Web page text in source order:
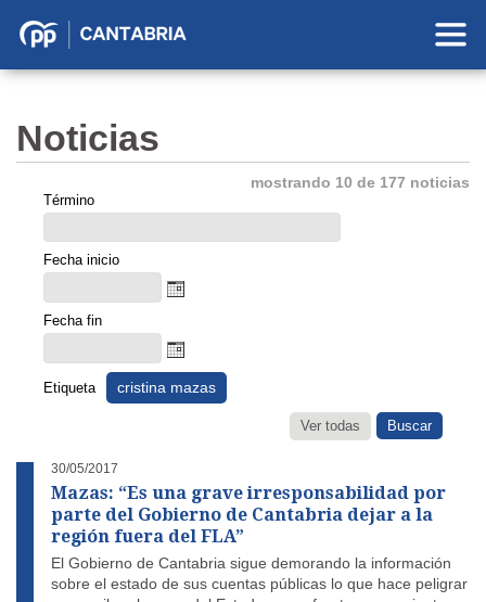
Partido
Cantabria
Noticias
mostrando 10 de 177 noticias
Término
Fecha inicio
Fecha fin
Etiqueta cristina mazas
Ver todas
30/05/2017
Mazas: “Es una grave irresponsabilidad por
parte del Gobierno de Cantabria dejar a la
región fuera del FLA”
El Gobierno de Cantabria sigue demorando la información
sobre el estado de sus cuentas públicas lo que hace peligrar